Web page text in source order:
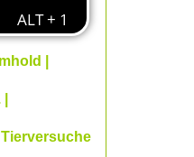
|
Tierversuche